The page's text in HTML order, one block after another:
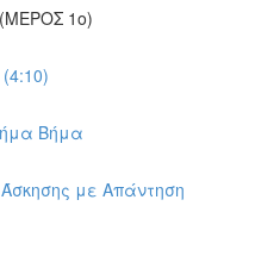
(ΜΕΡΟΣ 1ο)
Βήμα
με Απάντηση